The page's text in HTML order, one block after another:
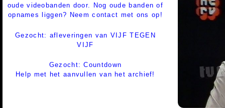
oude videobanden door. Nog oude banden of
opnames liggen? Neem contact met ons op!
Gezocht: afleveringen van VIJF TEGEN
VIJF
Gezocht: Countdown
Help met het aanvullen van het archief!